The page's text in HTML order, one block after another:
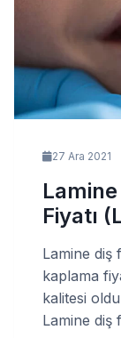
27 Ara 2021
Fiyatı
Lamine diş
kaplama
kalitesi
Lamine diş